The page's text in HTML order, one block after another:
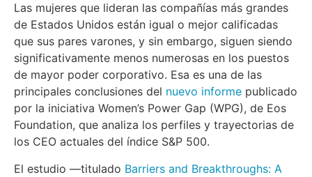
Las mujeres que lideran las compañías más grandes
de Estados Unidos están igual o mejor calificadas
que sus pares varones, y sin embargo, siguen siendo
significativamente menos numerosas en los puestos
de mayor poder corporativo. Esa es una de las
principales conclusiones del nuevo informe publicado
por la iniciativa Women’s Power Gap (WPG), de Eos
Foundation, que analiza los perfiles y trayectorias de
los CEO actuales del índice S&P 500.
El estudio —titulado Barriers and Breakthroughs: A